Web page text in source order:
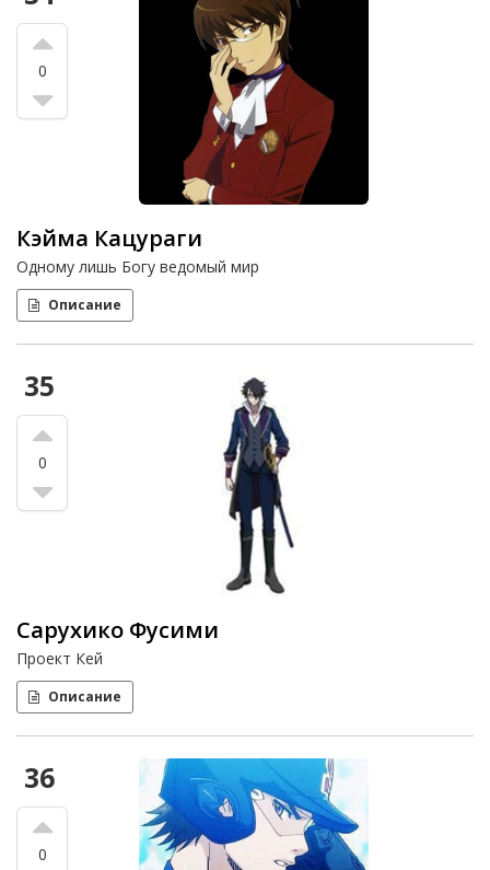
0
Кэйма Кацураги
Одному лишь Богу ведомый мир
Описание
35
0
Сарухико Фусими
Проект Кей
Описание
36
0